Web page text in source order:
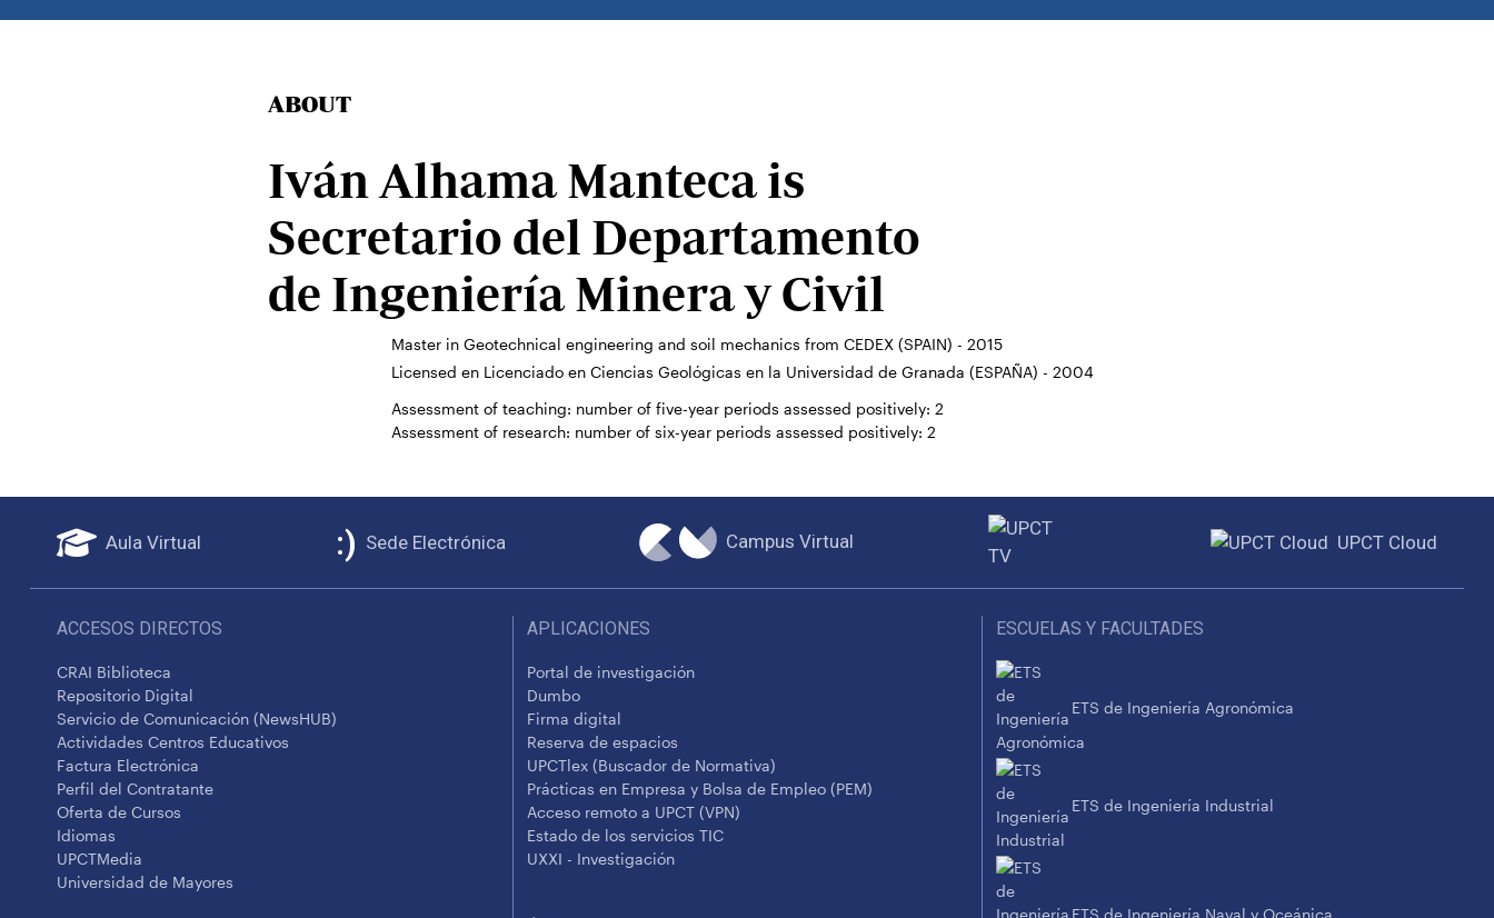
ABOUT
Iván Alhama Manteca is
Secretario del Departamento
de Ingeniería Minera y Civil
Master in Geotechnical engineering and soil mechanics from CEDEX (SPAIN) - 2015
Licensed en Licenciado en Ciencias Geológicas en la Universidad de Granada (ESPAÑA) - 2004
Assessment of teaching: number of five-year periods assessed positively: 2
Assessment of research: number of six-year periods assessed positively: 2
Aula Virtual Sede Electrónica Campus Virtual UPCT Cloud
ACCESOS DIRECTOS
CRAI Biblioteca
Repositorio Digital
Servicio de Comunicación (NewsHUB)
Actividades Centros Educativos
Factura Electrónica
Perfil del Contratante
Oferta de Cursos
Idiomas
UPCTMedia
Universidad de Mayores
APLICACIONES
Portal de investigación
Dumbo
Firma digital
Reserva de espacios
UPCTlex (Buscador de Normativa)
Prácticas en Empresa y Bolsa de Empleo (PEM)
Acceso remoto a UPCT (VPN)
Estado de los servicios TIC
UXXI - Investigación
ESCUELAS Y FACULTADES
ETS de Ingeniería Agronómica
ETS de Ingeniería Industrial
ETS de Ingeniería Naval y Oceánica